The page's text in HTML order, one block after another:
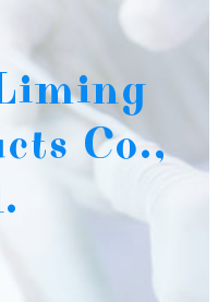
Co.,